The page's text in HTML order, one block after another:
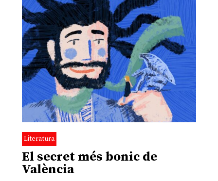
Literatura
El secret més bonic de
València